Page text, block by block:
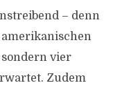
– denn
vier
Zudem